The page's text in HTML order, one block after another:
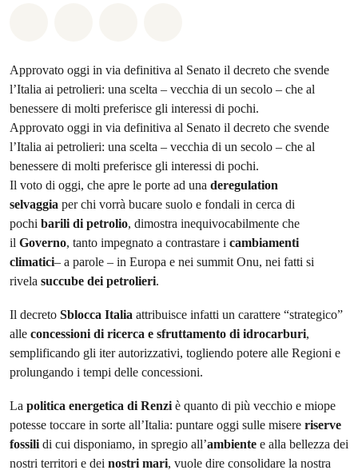
Approvato oggi in via definitiva al Senato il decreto che svende
l’Italia ai petrolieri: una scelta – vecchia di un secolo – che al
benessere di molti preferisce gli interessi di pochi.
Approvato oggi in via definitiva al Senato il decreto che svende
l’Italia ai petrolieri: una scelta – vecchia di un secolo – che al
benessere di molti preferisce gli interessi di pochi.
Il voto di oggi, che apre le porte ad una deregulation
selvaggia per chi vorrà bucare suolo e fondali in cerca di
pochi barili di petrolio, dimostra inequivocabilmente che
il Governo, tanto impegnato a contrastare i cambiamenti
climatici– a parole – in Europa e nei summit Onu, nei fatti si
rivela succube dei petrolieri.
Il decreto Sblocca Italia attribuisce infatti un carattere “strategico”
alle concessioni di ricerca e sfruttamento di idrocarburi,
semplificando gli iter autorizzativi, togliendo potere alle Regioni e
prolungando i tempi delle concessioni.
La politica energetica di Renziè quanto di più vecchio e miope
potesse toccare in sorte all’Italia: puntare oggi sulle misere riserve
fossilidi cui disponiamo, in spregio all’ambiente e alla bellezza dei
nostri territori e dei nostri mari, vuole dire consolidare la nostra